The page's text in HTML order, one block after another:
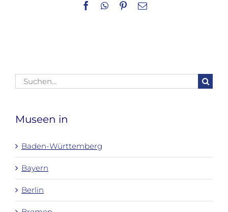
Facebook
WhatsApp
Pinterest
E-
Suche
nach:
Museen in
Baden-Württemberg
Bayern
Berlin